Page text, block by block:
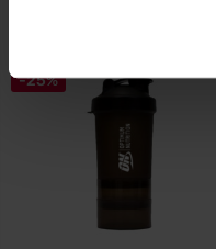
-25%